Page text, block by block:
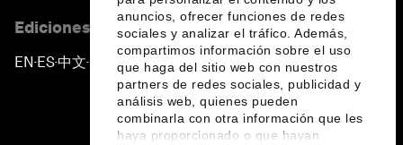
anuncios, ofrecer funciones de redes
sociales y analizar el tráfico. Además,
compartimos información sobre el uso
que haga del sitio web con nuestros
partners de redes sociales, publicidad y
análisis web, quienes pueden
combinarla con otra información que les
haya proporcionado o que hayan
Ediciones en otros idiomas
EN ▪ ES▪中文▪ 日本語